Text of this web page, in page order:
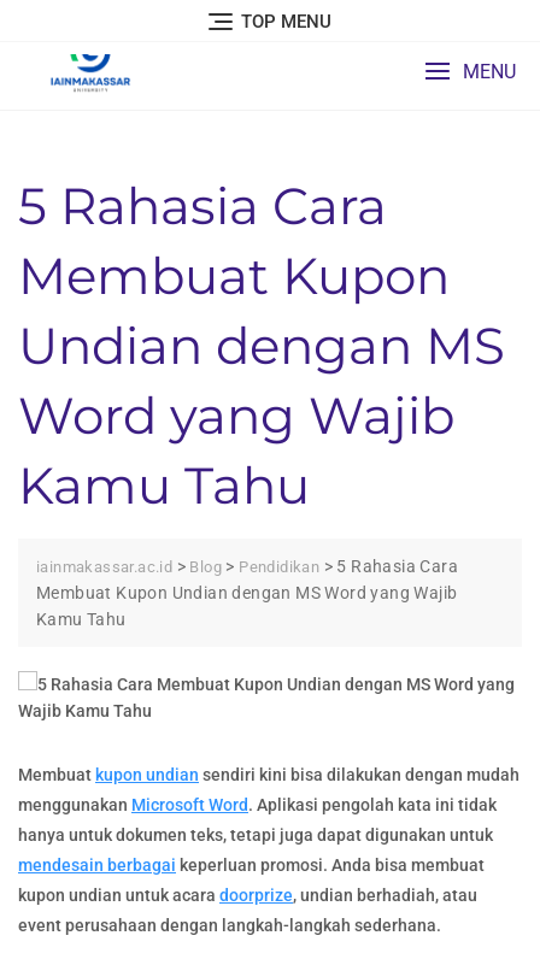
TOP MENU
MENU
5 Rahasia Cara
Membuat Kupon
Undian dengan MS
Word yang Wajib
Kamu Tahu
iainmakassar.ac.id > Blog > Pendidikan > 5 Rahasia Cara
Membuat Kupon Undian dengan MS Word yang Wajib
Kamu Tahu
Membuat kupon undian sendiri kini bisa dilakukan dengan mudah
menggunakan Microsoft Word. Aplikasi pengolah kata ini tidak
hanya untuk dokumen teks, tetapi juga dapat digunakan untuk
mendesain berbagai keperluan promosi. Anda bisa membuat
kupon undian untuk acara doorprize, undian berhadiah, atau
event perusahaan dengan langkah-langkah sederhana.